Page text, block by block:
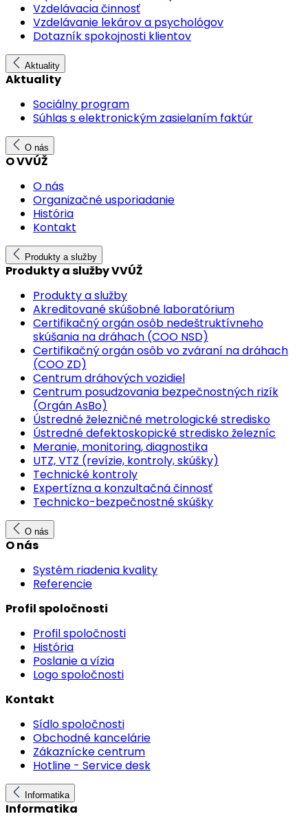
Vzdelávacia činnosť
Vzdelávanie lekárov a psychológov
Dotazník spokojnosti klientov
Aktuality
Aktuality
Sociálny program
Súhlas s elektronickým zasielaním faktúr
O nás
O VVÚŽ
O nás
Organizačné usporiadanie
História
Kontakt
Produkty a služby
Produkty a služby VVÚŽ
Produkty a služby
Akreditované skúšobné laboratórium
Certifikačný orgán osôb nedeštruktívneho
skúšania na dráhach (COO NSD)
Certifikačný orgán osôb vo zváraní na dráhach
(COO ZD)
Centrum dráhových vozidiel
Centrum posudzovania bezpečnostných rizík
(Orgán AsBo)
Ústredné železničné metrologické stredisko
Ústredné defektoskopické stredisko železníc
Meranie, monitoring, diagnostika
UTZ, VTZ (revízie, kontroly, skúšky)
Technické kontroly
Expertízna a konzultačná činnosť
Technicko-bezpečnostné skúšky
O nás
O nás
Systém riadenia kvality
Referencie
Profil spoločnosti
Profil spoločnosti
História
Poslanie a vízia
Logo spoločnosti
Kontakt
Sídlo spoločnosti
Obchodné kancelárie
Zákaznícke centrum
Hotline - Service desk
Informatika
Informatika